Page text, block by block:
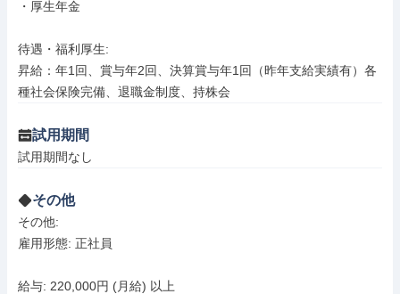
・厚生年金
待遇・福利厚生:
昇給：年1回、賞与年2回、決算賞与年1回（昨年支給実績有）各
種社会保険完備、退職金制度、持株会
試用期間
試用期間なし
その他
その他:
雇用形態: 正社員
給与: 220,000円 (月給) 以上